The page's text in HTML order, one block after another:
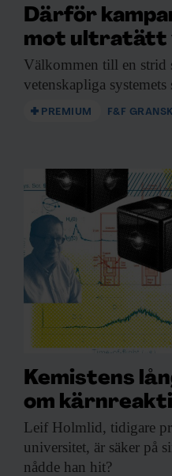
Därför
mot ultratätt
Välkommen till en strid
vetenskapliga systemets
PREMIUM F&F
Kemistens
om
Leif Holmlid, tidigare
universitet, är säker på
nådde han hit?